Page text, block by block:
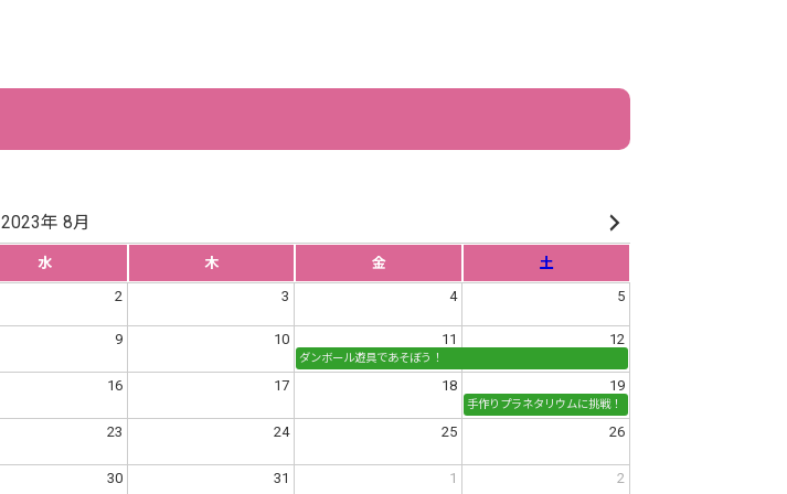
2023年 8月
水 木 金
土
2 3 4 5
9 10 11 12
ダンボール遊具であそぼう！
16 17 18 19
手作りプラネタリウムに挑戦！
23 24 25 26
30 31 1 2